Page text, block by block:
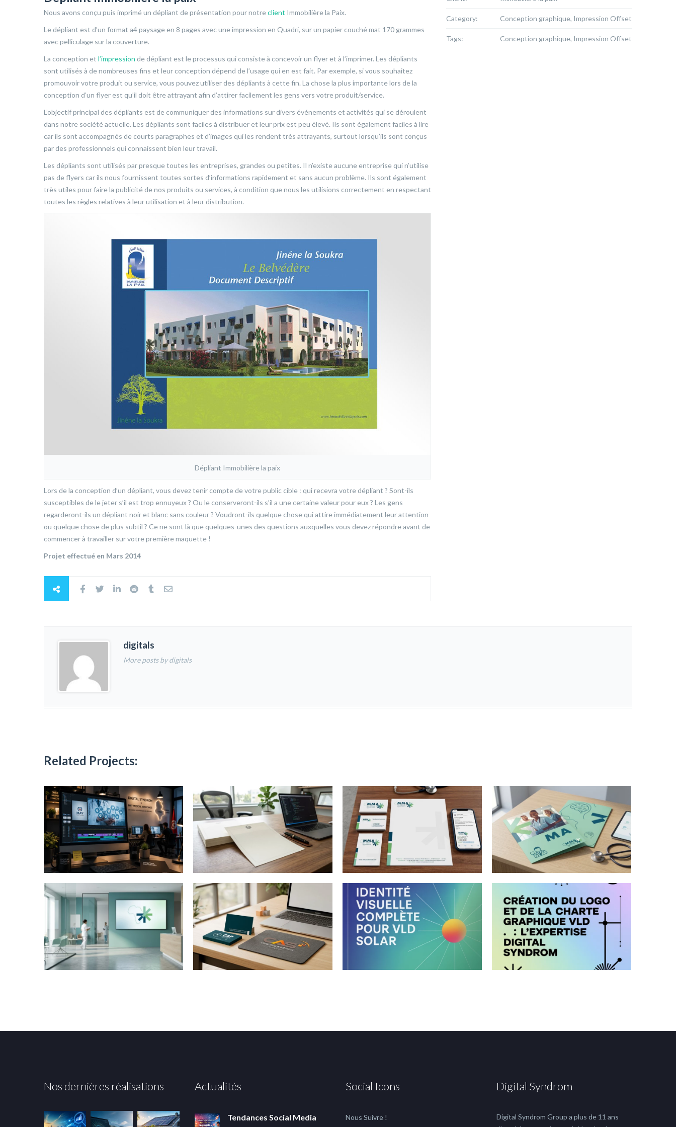
Nous avons conçu puis imprimé un dépliant de présentation pour notreclient Immobilière la Paix.
Le dépliant est d’un format a4 paysage en 8 pages avec une impression en Quadri, sur un papier couché mat 170 grammes
avec pelliculage sur la couverture.
La conception et l’impression de dépliant est le processus qui consiste à concevoir un flyer et à l’imprimer. Les dépliants
sont utilisés à de nombreuses fins et leur conception dépend de l’usage qui en est fait. Par exemple, si vous souhaitez
promouvoir votre produit ou service, vous pouvez utiliser des dépliants à cette fin. La chose la plus importante lors de la
conception d’un flyer est qu’il doit être attrayant afin d’attirer facilement les gens vers votre produit/service.
L’objectif principal des dépliants est de communiquer des informations sur divers événements et activités qui se déroulent
dans notre société actuelle. Les dépliants sont faciles à distribuer et leur prix est peu élevé. Ils sont également faciles à lire
car ils sont accompagnés de courts paragraphes et d’images qui les rendent très attrayants, surtout lorsqu’ils sont conçus
par des professionnels qui connaissent bien leur travail.
Les dépliants sont utilisés par presque toutes les entreprises, grandes ou petites. Il n’existe aucune entreprise qui n’utilise
pas de flyers car ils nous fournissent toutes sortes d’informations rapidement et sans aucun problème. Ils sont également
très utiles pour faire la publicité de nos produits ou services, à condition que nous les utilisions correctement en respectant
toutes les règles relatives à leur utilisation et à leur distribution.
Dépliant Immobilière la paix
Lors de la conception d’un dépliant, vous devez tenir compte de votre public cible : qui recevra votre dépliant ? Sont-ils
susceptibles de le jeter s’il est trop ennuyeux ? Ou le conserveront-ils s’il a une certaine valeur pour eux ? Les gens
regarderont-ils un dépliant noir et blanc sans couleur ? Voudront-ils quelque chose qui attire immédiatement leur attention
ou quelque chose de plus subtil ? Ce ne sont là que quelques-unes des questions auxquelles vous devez répondre avant de
commencer à travailler sur votre première maquette !
Projet effectué en Mars 2014
Category: Conception graphique, Impression Offset
Tags: Conception graphique, Impression Offset
digitals
More posts by digitals
Related Projects:
Nos dernières réalisations Actualités
Tendances Social Media
Social Icons
Nous Suivre !
Digital Syndrom
Digital Syndrom Group a plus de 11 ans